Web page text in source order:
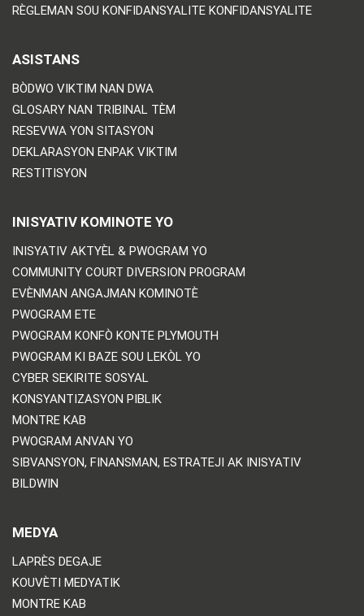
RÈGLEMAN SOU KONFIDANSYALITE KONFIDANSYALITE
ASISTANS
BÒDWO VIKTIM NAN DWA
GLOSARY NAN TRIBINAL TÈM
RESEVWA YON SITASYON
DEKLARASYON ENPAK VIKTIM
RESTITISYON
INISYATIV KOMINOTE YO
INISYATIV AKTYÈL & PWOGRAM YO
COMMUNITY COURT DIVERSION PROGRAM
EVÈNMAN ANGAJMAN KOMINOTÈ
PWOGRAM ETE
PWOGRAM KONFÒ KONTE PLYMOUTH
PWOGRAM KI BAZE SOU LEKÒL YO
CYBER SEKIRITE SOSYAL
KONSYANTIZASYON PIBLIK
MONTRE KAB
PWOGRAM ANVAN YO
SIBVANSYON, FINANSMAN, ESTRATEJI AK INISYATIV
BILDWIN
MEDYA
LAPRÈS DEGAJE
KOUVÈTI MEDYATIK
MONTRE KAB